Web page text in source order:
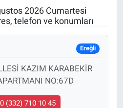
2026 Cumartesi
telefon ve konumları
Ereğli
KAZIM KARABEKİR
NO:67D
0 (332) 710 10 45